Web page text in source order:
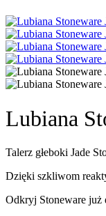
Lubiana
Talerz głeboki Jade
Dzięki szkliwom
Odkryj Stoneware już